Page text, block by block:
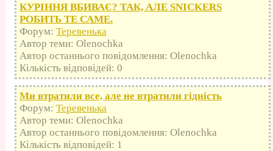
КУРІННЯ ВБИВАЄ? ТАК, АЛЕ SNICKERS
РОБИТЬ ТЕ САМЕ.
Форум: Теревенька
Автор теми: Olenochka
Автор останнього повідомлення: Olenochka
Кількість відповідей: 0
Ми втратили все, але не втратили гідність
Форум: Теревенька
Автор теми: Olenochka
Автор останнього повідомлення: Olenochka
Кількість відповідей: 1